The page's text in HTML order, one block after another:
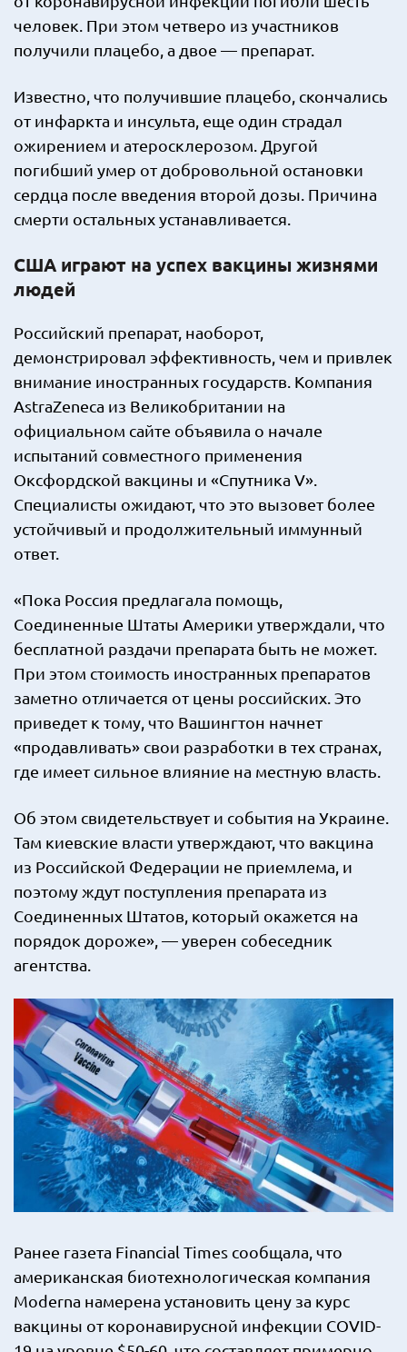
человек. При этом четверо из участников
получили плацебо, а двое — препарат.
Известно, что получившие плацебо, скончались
от инфаркта и инсульта, еще один страдал
ожирением и атеросклерозом. Другой
погибший умер от добровольной остановки
сердца после введения второй дозы. Причина
смерти остальных устанавливается.
США играют на успех вакцины жизнями
людей
Российский препарат, наоборот,
демонстрировал эффективность, чем и привлек
внимание иностранных государств. Компания
AstraZeneca из Великобритании на
официальном сайте объявила о начале
испытаний совместного применения
Оксфордской вакцины и «Спутника V».
Специалисты ожидают, что это вызовет более
устойчивый и продолжительный иммунный
ответ.
«Пока Россия предлагала помощь,
Соединенные Штаты Америки утверждали, что
бесплатной раздачи препарата быть не может.
При этом стоимость иностранных препаратов
заметно отличается от цены российских. Это
приведет к тому, что Вашингтон начнет
«продавливать» свои разработки в тех странах,
где имеет сильное влияние на местную власть.
Об этом свидетельствует и события на Украине.
Там киевские власти утверждают, что вакцина
из Российской Федерации не приемлема, и
поэтому ждут поступления препарата из
Соединенных Штатов, который окажется на
порядок дороже», — уверен собеседник
агентства.
Ранее газета Financial Times сообщала, что
американская биотехнологическая компания
Moderna намерена установить цену за курс
вакцины от коронавирусной инфекции COVID-